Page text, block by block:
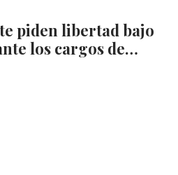
piden libertad bajo
los cargos de…